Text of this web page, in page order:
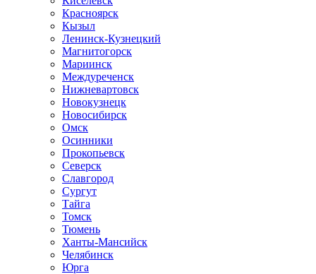
Красноярск
Кызыл
Ленинск-Кузнецкий
Магнитогорск
Мариинск
Междуреченск
Нижневартовск
Новокузнецк
Новосибирск
Омск
Осинники
Прокопьевск
Северск
Славгород
Сургут
Тайга
Томск
Тюмень
Ханты-Мансийск
Челябинск
Юрга